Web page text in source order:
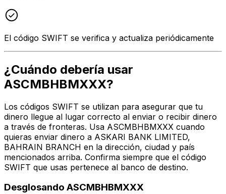
El código SWIFT se verifica y actualiza periódicamente
¿Cuándo debería usar
ASCMBHBMXXX?
Los códigos SWIFT se utilizan para asegurar que tu
dinero llegue al lugar correcto al enviar o recibir dinero
a través de fronteras. Usa ASCMBHBMXXX cuando
quieras enviar dinero a ASKARI BANK LIMITED,
BAHRAIN BRANCH en la dirección, ciudad y país
mencionados arriba. Confirma siempre que el código
SWIFT que usas pertenece al banco de destino.
Desglosando ASCMBHBMXXX